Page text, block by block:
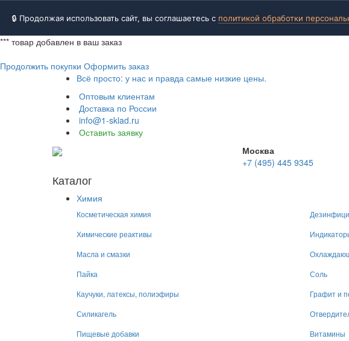
🔒 Продолжая использовать сайт, вы соглашаетесь с политикой обработки
*** товар добавлен в ваш заказ
Продолжить покупки Оформить заказ
Всё просто: у нас и правда самые низкие цены.
Оптовым клиентам
Доставка по России
info@1-sklad.ru
Оставить заявку
Москва
+7 (495) 445 9345
Каталог
Химия
Косметическая химия
Химические реактивы
Масла и смазки
Пайка
Соль
Каучуки, латексы, полиэфиры
Графит и
Силикагель
Пищевые добавки
Витамины